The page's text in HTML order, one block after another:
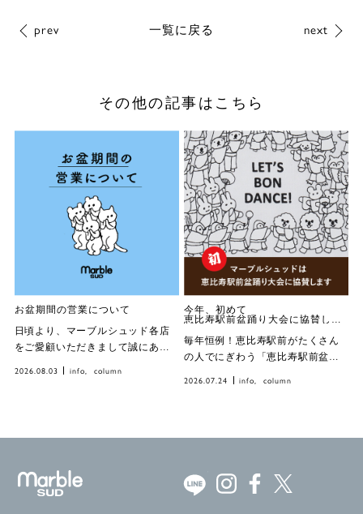
prev 一覧に戻る next
その他の記事はこちら
お盆期間の営業について
日頃より、マーブルシュッド各店
をご愛顧いただきまして誠にあり
営業についてお知らせいたしま
2026.08.03 info column
今年、初めて
恵比寿駅前盆踊り大会に協賛します。
毎年恒例！恵比寿駅前がたくさん
の人でにぎわう「恵比寿駅前盆踊
れた、恵比寿の夏の風物詩です。
しみにしている夏のイベントのひ
2026.07.24 info column